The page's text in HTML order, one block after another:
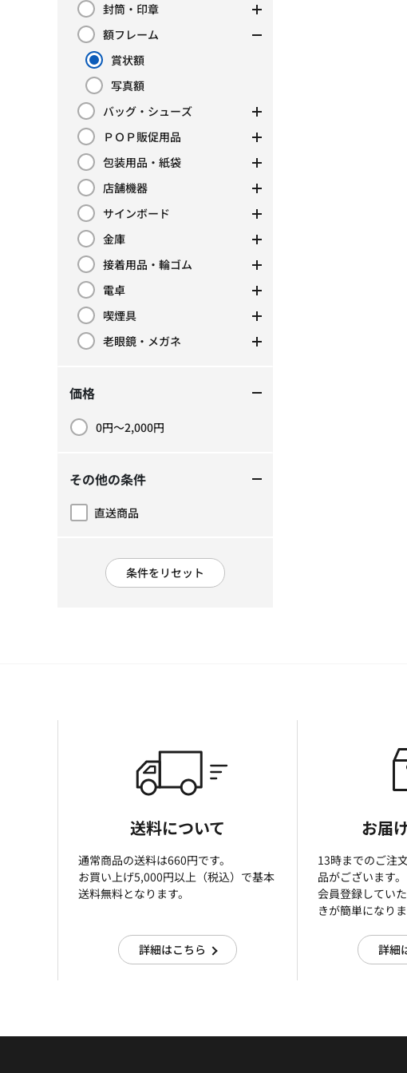
封筒・印章
カテゴリーで絞り込み: 封筒・印章
額フレーム
カテゴリーで絞り込み: 額フレーム
賞状額
現在カテゴリーで絞り込み中: 賞状額
写真額
カテゴリーで絞り込み: 写真額
バッグ・シューズ
カテゴリーで絞り込み: バッグ・シューズ
ＰＯＰ販促用品
カテゴリーで絞り込み: ＰＯＰ販促用品
包装用品・紙袋
カテゴリーで絞り込み: 包装用品・紙袋
店舗機器
カテゴリーで絞り込み: 店舗機器
サインボード
カテゴリーで絞り込み: サインボード
金庫
カテゴリーで絞り込み: 金庫
接着用品・輪ゴム
カテゴリーで絞り込み: 接着用品・輪ゴム
電卓
カテゴリーで絞り込み: 電卓
喫煙具
カテゴリーで絞り込み: 喫煙具
老眼鏡・メガネ
カテゴリーで絞り込み: 老眼鏡・メガネ
価格
0円～2,000円
価格で絞り込み: 0円～2,000円
その他の条件
直送商品
その他の条件で絞り込み: 直送商品
条件をリセット
送料について
通常商品の送料は660円です。
お買い上げ5,000円以上（税込）で基本
送料無料となります。
詳細はこちら
お届
13時までのご注
品がございます。
会員登録してい
きが簡単になりま
詳細